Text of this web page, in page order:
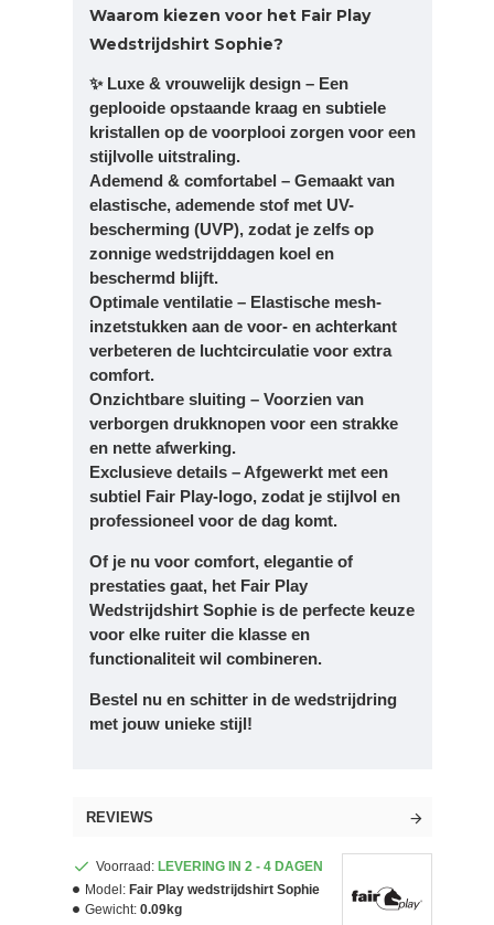
Waarom kiezen voor het Fair Play
Wedstrijdshirt Sophie?
✨ Luxe & vrouwelijk design – Een
geplooide opstaande kraag en subtiele
kristallen op de voorplooi zorgen voor een
stijlvolle uitstraling.
Ademend & comfortabel – Gemaakt van
elastische, ademende stof met UV-
bescherming (UVP), zodat je zelfs op
zonnige wedstrijddagen koel en
beschermd blijft.
Optimale ventilatie – Elastische mesh-
inzetstukken aan de voor- en achterkant
verbeteren de luchtcirculatie voor extra
comfort.
Onzichtbare sluiting – Voorzien van
verborgen drukknopen voor een strakke
en nette afwerking.
Exclusieve details – Afgewerkt met een
subtiel Fair Play-logo, zodat je stijlvol en
professioneel voor de dag komt.
Of je nu voor comfort, elegantie of
prestaties gaat, het Fair Play
Wedstrijdshirt Sophie is de perfecte keuze
voor elke ruiter die klasse en
functionaliteit wil combineren.
Bestel nu en schitter in de wedstrijdring
met jouw unieke stijl!
REVIEWS
Voorraad: LEVERING IN 2 - 4 DAGEN
Model: Fair Play wedstrijdshirt Sophie
Gewicht: 0.09kg